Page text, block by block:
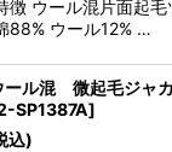
徴 ウール混片面起
88% ウール12% …
ル混 微起毛ジャ
SP1387A]
込)